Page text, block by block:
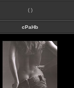
( )
cPaHb